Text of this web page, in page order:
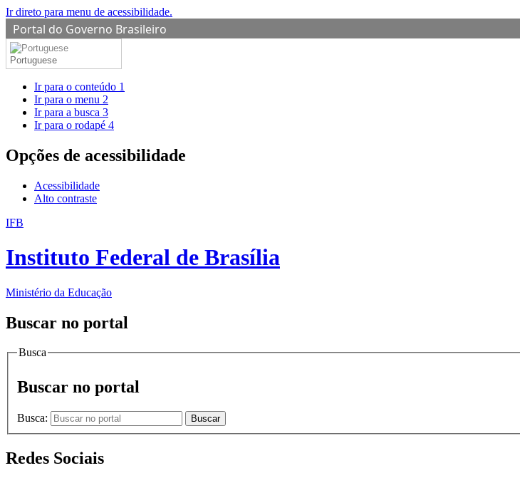
Ir direto para menu de acessibilidade.
Portal do Governo Brasileiro
Portuguese
Ir para o conteúdo 1
Ir para o menu 2
Ir para a busca 3
Ir para o rodapé 4
Opções de acessibilidade
Acessibilidade
Alto contraste
IFB
Instituto Federal de Brasília
Ministério da Educação
Buscar no portal
Busca
Buscar no portal
Busca: Buscar
Redes Sociais